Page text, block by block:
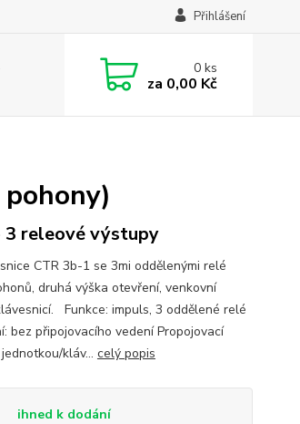
Přihlášení
0ks
za 0,00 Kč
3 releové výstupy
CTR 3b-1 se 3mi oddělenými relé
druhá výška otevření, venkovní
Funkce: impuls, 3 oddělené relé
bez připojovacího vedení Propojovací
kláv... celý popis
ihned k dodání